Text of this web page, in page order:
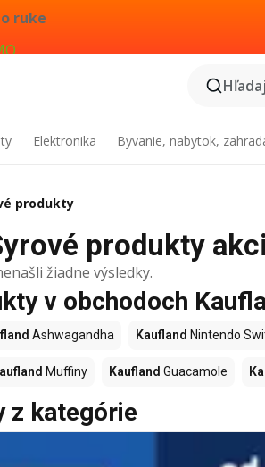
ruke
Elektronika Byvanie, nabytok,
produkty
produkty
žiadne výsledky.
v obchodoch
Ashwagandha Kaufland Nintendo
Muffiny Kaufland Guacamole
z kategórie